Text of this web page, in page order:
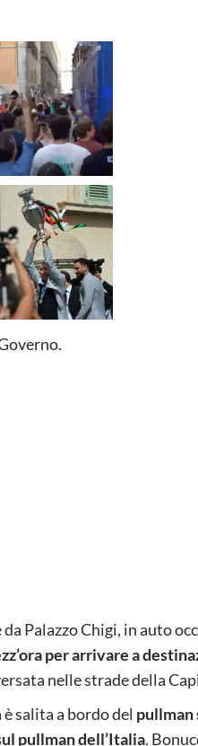
Palazzo Chigi, in auto
per arrivare a
nelle strade della
salita a bordo del pullman
pullman dell’Italia.